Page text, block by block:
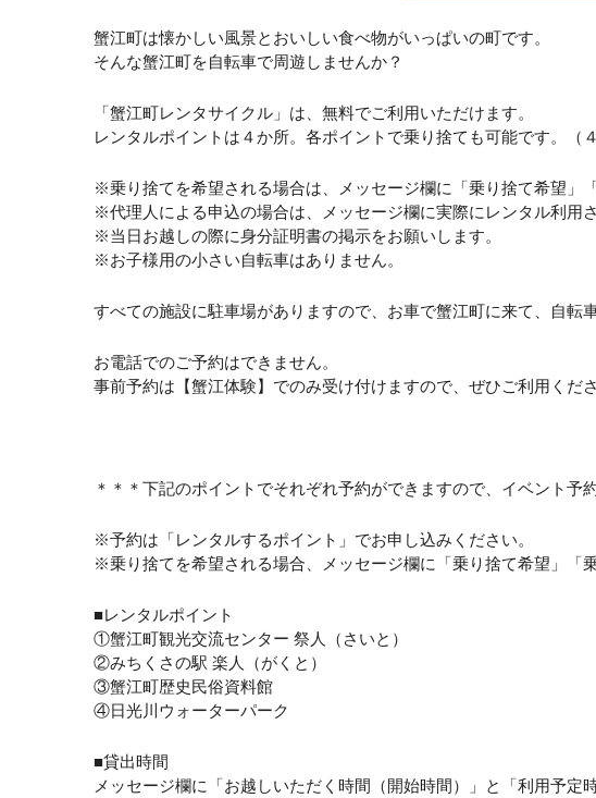
蟹江町は懐かしい風景とおいしい食べ物がいっぱいの町です。
そんな蟹江町を自転車で周遊しませんか？
「蟹江町レンタサイクル」は、無料でご利用いただけます。
レンタルポイントは４か所。各ポイントで乗り捨ても可能です。（
※乗り捨てを希望される場合は、メッセージ欄に「乗り捨て希望」
※代理人による申込の場合は、メッセージ欄に実際にレンタル利用
※当日お越しの際に身分証明書の掲示をお願いします。
※お子様用の小さい自転車はありません。
すべての施設に駐車場がありますので、お車で蟹江町に来て、自転
お電話でのご予約はできません。
事前予約は【蟹江体験】でのみ受け付けますので、ぜひご利用くださ
＊＊＊下記のポイントでそれぞれ予約ができますので、イベント予
※予約は「レンタルするポイント」でお申し込みください。
※乗り捨てを希望される場合、メッセージ欄に「乗り捨て希望」「
■レンタルポイント
①蟹江町観光交流センター 祭人（さいと）
②みちくさの駅 楽人（がくと）
③蟹江町歴史民俗資料館
④日光川ウォーターパーク
■貸出時間
メッセージ欄に「お越しいただく時間（開始時間）」と「利用予定